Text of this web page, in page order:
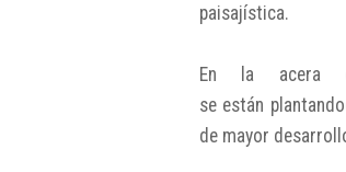
paisajística.
En la acera
se están
de mayor